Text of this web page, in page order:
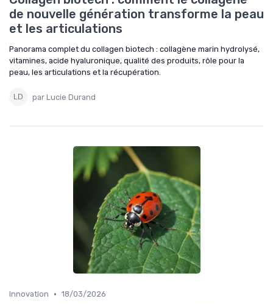
de nouvelle génération transforme la peau
et les articulations
Panorama complet du collagen biotech : collagène marin hydrolysé,
vitamines, acide hyaluronique, qualité des produits, rôle pour la
peau, les articulations et la récupération.
par Lucie Durand
Innovation • 18/03/2026